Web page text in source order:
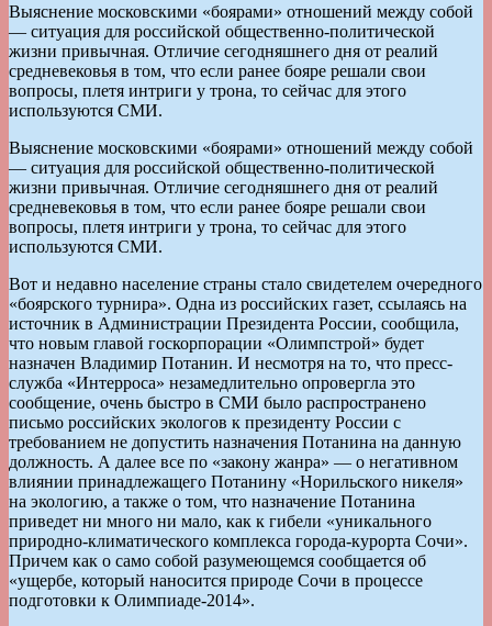
Выяснение московскими «боярами» отношений между собой
— ситуация для российской общественно-политической
жизни привычная. Отличие сегодняшнего дня от реалий
средневековья в том, что если ранее бояре решали свои
вопросы, плетя интриги у трона, то сейчас для этого
используются СМИ.
Выяснение московскими «боярами» отношений между собой
— ситуация для российской общественно-политической
жизни привычная. Отличие сегодняшнего дня от реалий
средневековья в том, что если ранее бояре решали свои
вопросы, плетя интриги у трона, то сейчас для этого
используются СМИ.
Вот и недавно население страны стало свидетелем очередного
«боярского турнира». Одна из российских газет, ссылаясь на
источник в Администрации Президента России, сообщила,
что новым главой госкорпорации «Олимпстрой» будет
назначен Владимир Потанин. И несмотря на то, что пресс-
служба «Интерроса» незамедлительно опровергла это
сообщение, очень быстро в СМИ было распространено
письмо российских экологов к президенту России с
требованием не допустить назначения Потанина на данную
должность. А далее все по «закону жанра» — о негативном
влиянии принадлежащего Потанину «Норильского никеля»
на экологию, а также о том, что назначение Потанина
приведет ни много ни мало, как к гибели «уникального
природно-климатического комплекса города-курорта Сочи».
Причем как о само собой разумеющемся сообщается об
«ущербе, который наносится природе Сочи в процессе
подготовки к Олимпиаде-2014».